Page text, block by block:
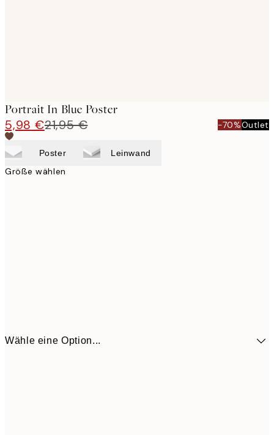
Portrait In Blue Poster
5,98 €21,95 € -70%Outlet
Poster Leinwand
Größe wählen
Wähle eine Option...